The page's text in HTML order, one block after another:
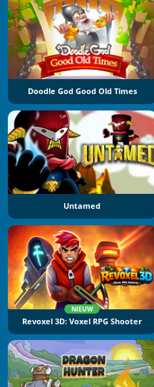
Doodle God Good Old Times
Untamed
NIEUW
Revoxel 3D: Voxel RPG Shooter